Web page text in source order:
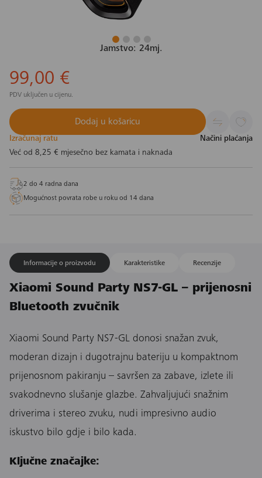
Jamstvo: 24mj.
99,00 €
PDV uključen u cijenu.
Dodaj u košaricu
Izračunaj ratu
Načini plaćanja
Već od 8,25 € mjesečno bez kamata i naknada
2 do 4 radna dana
Mogućnost povrata robe u roku od 14 dana
Informacije o proizvodu Karakteristike Recenzije
Xiaomi Sound Party NS7-GL – prijenosni
Bluetooth zvučnik
Xiaomi Sound Party NS7-GL donosi snažan zvuk,
moderan dizajn i dugotrajnu bateriju u kompaktnom
prijenosnom pakiranju – savršen za zabave, izlete ili
svakodnevno slušanje glazbe. Zahvaljujući snažnim
driverima i stereo zvuku, nudi impresivno audio
iskustvo bilo gdje i bilo kada.
Ključne značajke: